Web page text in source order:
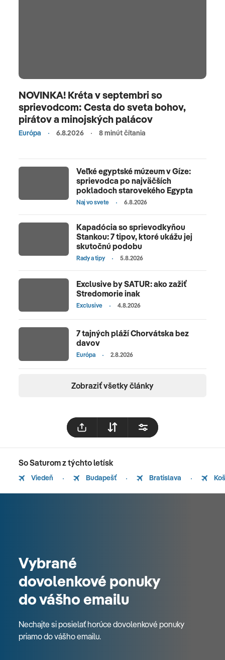
NOVINKA! Kréta v septembri so
sprievodcom: Cesta do sveta bohov,
pirátov a minojských palácov
Európa 6.8.2026 8 minút čítania
Veľké egyptské múzeum v Gíze:
sprievodca po najväčších
pokladoch starovekého Egypta
Naj vo svete 6.8.2026
Kapadócia so sprievodkyňou
Stankou: 7 tipov, ktoré ukážu jej
skutočnú podobu
Rady a tipy 5.8.2026
Exclusive by SATUR: ako zažiť
Stredomorie inak
Exclusive 4.8.2026
7 tajných pláží Chorvátska bez
davov
Európa 2.8.2026
Zobraziť všetky články
So Saturom z týchto letísk
Viedeň Budapešť Bratislava
Vybrané
dovolenkové ponuky
do vášho emailu
Nechajte si posielať horúce dovolenkové ponuky
priamo do vášho emailu.